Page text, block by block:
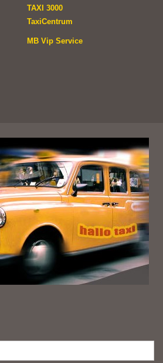
TAXI 3000
TaxiCentrum
MB Vip Service